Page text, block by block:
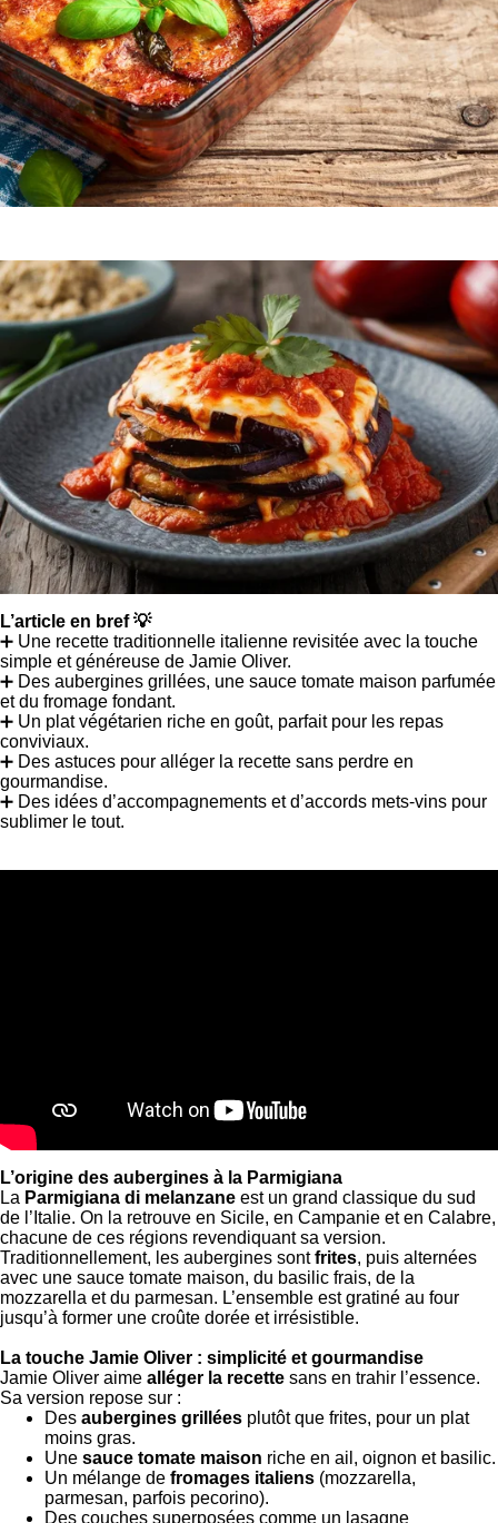
L’article en bref 💡
➕ Une recette traditionnelle italienne revisitée avec la touche
simple et généreuse de Jamie Oliver.
➕ Des aubergines grillées, une sauce tomate maison parfumée
et du fromage fondant.
➕ Un plat végétarien riche en goût, parfait pour les repas
conviviaux.
➕ Des astuces pour alléger la recette sans perdre en
gourmandise.
➕ Des idées d’accompagnements et d’accords mets-vins pour
sublimer le tout.
L’origine des aubergines à la Parmigiana
La Parmigiana di melanzane est un grand classique du sud
de l’Italie. On la retrouve en Sicile, en Campanie et en Calabre,
chacune de ces régions revendiquant sa version.
Traditionnellement, les aubergines sontfrites, puis alternées
avec une sauce tomate maison, du basilic frais, de la
mozzarella et du parmesan. L’ensemble est gratiné au four
jusqu’à former une croûte dorée et irrésistible.
La touche Jamie Oliver : simplicité et gourmandise
Jamie Oliver aime alléger la recette sans en trahir l’essence.
Sa version repose sur :
Des aubergines grillées plutôt que frites, pour un plat
moins gras.
Une sauce tomate maison riche en ail, oignon et basilic.
Un mélange de fromages italiens (mozzarella,
parmesan, parfois pecorino).
Des couches superposées comme un lasagne